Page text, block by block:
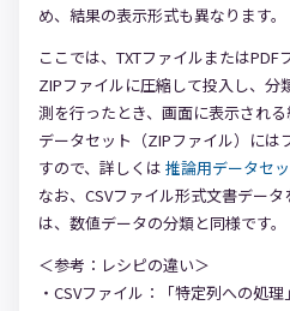
め、結果の表示形式も異なります。
ここでは、TXTファイルまたは
ZIPファイルに圧縮して投入し、分
測を行ったとき、画面に表示される
データセット（ZIPファイル）には
すので、詳しくは 推論用データセ
なお、CSVファイル形式文書デー
は、数値データの分類と同様です。
＜参考：レシピの違い＞
・CSVファイル：「特定列への処